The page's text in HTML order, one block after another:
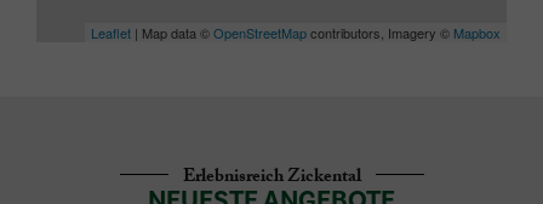
Leaflet | Map data ©OpenStreetMapcontributors, Imagery © Mapbox
Erlebnisreich Zickental